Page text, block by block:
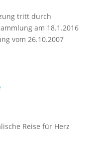
tritt durch
am 18.1.2016
vom 26.10.2007
Reise für Herz